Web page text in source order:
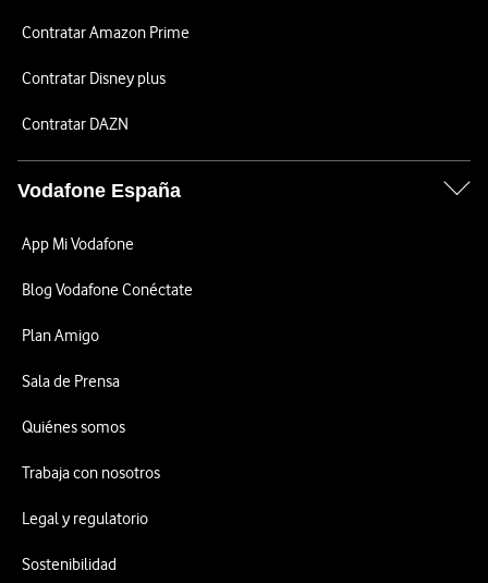
Contratar Amazon Prime
Contratar Disney plus
Contratar DAZN
Vodafone España
App Mi Vodafone
Blog Vodafone Conéctate
Plan Amigo
Sala de Prensa
Quiénes somos
Trabaja con nosotros
Legal y regulatorio
Sostenibilidad